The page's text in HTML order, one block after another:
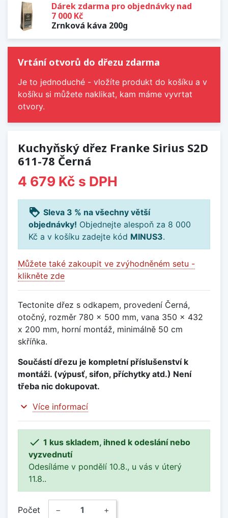
Dárek zdarma pro objednávky nad
7 000 Kč
Zrnková káva 200g
Vrtání otvorů do dřezu zdarma
Je to jednoduché - vložíte produkt do košíku a v
košíku si můžete naklikat, kam máme vyvrtat
otvory.
Kuchyňský dřez Franke Sirius S2D
611-78 Černá
4 679 Kč s DPH
loyalty Sleva 3 % na všechny větší
objednávky! Objednejte alespoň za 8 000
Kč a v košíku zadejte kód MINUS3.
Můžete také zakoupit ve zvýhodněném setu -
klikněte zde
Tectonite dřez s odkapem, provedení Černá,
otočný, rozměr 780 x 500 mm, vana 350 x 432
x 200 mm, horní montáž, minimálně 50 cm
skříňka.
Součástí dřezu je kompletní příslušenství k
montáži. (výpusť, sifon, příchytky atd.) Není
třeba nic dokupovat.
expand_more Více informací
 1 kus skladem, ihned k odeslání nebo
vyzvednutí
Odesíláme v pondělí 10.8., u vás v úterý
11.8..
Počet − +